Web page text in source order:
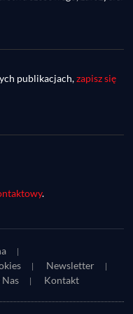
Dwie
publikacjach,zapisz się
.
Newsletter
Nas Kontakt